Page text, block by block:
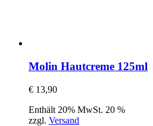
Molin Hautcreme 125ml
€ 13,90
Enthält 20% MwSt. 20 %
zzgl. Versand